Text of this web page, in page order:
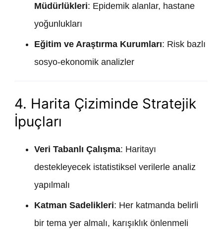
Müdürlükleri: Epidemik alanlar, hastane
yoğunlukları
Eğitim ve Araştırma Kurumları: Risk bazlı
sosyo-ekonomik analizler
4. Harita Çiziminde Stratejik
İpuçları
Veri Tabanlı Çalışma: Haritayı
destekleyecek istatistiksel verilerle analiz
yapılmalı
Katman Sadelikleri: Her katmanda belirli
bir tema yer almalı, karışıklık önlenmeli